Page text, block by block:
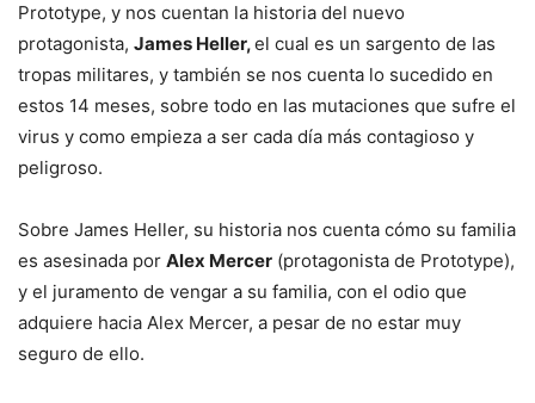
Prototype, y nos cuentan la historia del nuevo
protagonista, James Heller,el cual es un sargento de las
tropas militares, y también se nos cuenta lo sucedido en
estos 14 meses, sobre todo en las mutaciones que sufre el
virus y como empieza a ser cada día más contagioso y
peligroso.
Sobre James Heller, su historia nos cuenta cómo su familia
es asesinada por Alex Mercer (protagonista de Prototype),
y el juramento de vengar a su familia, con el odio que
adquiere hacia Alex Mercer, a pesar de no estar muy
seguro de ello.